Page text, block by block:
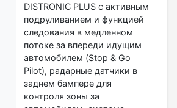
DISTRONIC PLUS с активным
подруливанием и функцией
следования в медленном
потоке за впереди идущим
автомобилем (Stop & Go
Pilot), радарные датчики в
заднем бампере для
контроля зоны за